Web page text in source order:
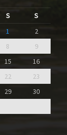
S
S
1
2
8
9
15
16
22
23
29
30